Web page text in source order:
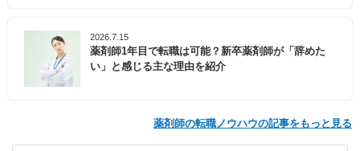
2026.7.15
薬剤師1年目で転職は可能？新卒薬剤師が「辞めた
い」と感じる主な理由を紹介
薬剤師の転職ノウハウの記事をもっと見る